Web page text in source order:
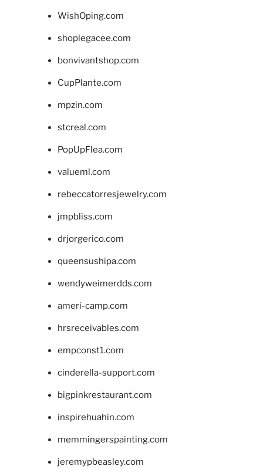
WishOping.com
shoplegacee.com
bonvivantshop.com
CupPlante.com
mpzin.com
stcreal.com
PopUpFlea.com
valueml.com
rebeccatorresjewelry.com
jmpbliss.com
drjorgerico.com
queensushipa.com
wendyweimerdds.com
ameri-camp.com
hrsreceivables.com
empconst1.com
cinderella-support.com
bigpinkrestaurant.com
inspirehuahin.com
memmingerspainting.com
jeremypbeasley.com